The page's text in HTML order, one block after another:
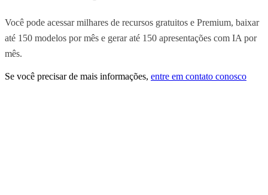
Você pode acessar milhares de recursos gratuitos e Premium, baixar
até 150 modelos por mês e gerar até 150 apresentações com IA por
mês.
Se você precisar de mais informações, entre em contato conosco